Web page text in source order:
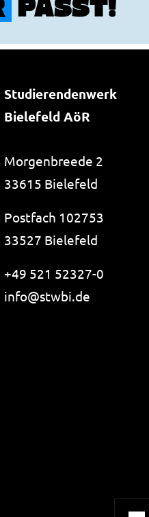
Studierendenwerk
Bielefeld AöR
Morgenbreede 2
33615 Bielefeld
Postfach 102753
33527 Bielefeld
+49 521 52327-0
info@i-like-no-spam.
stwbi.de
Tab